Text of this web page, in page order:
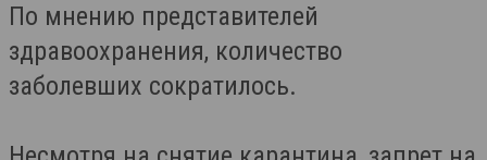
По мнению представителей
здравоохранения, количество
заболевших сократилось.